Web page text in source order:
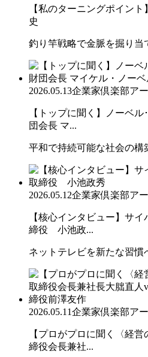
【私のターニングポイン
史
釣り竿戦略で金脈を掘り当
2026.05.13企業家倶楽部ア
【トップに聞く】ノーベ
団会長 マ...
平和で持続可能な社会の構
2026.05.12企業家倶楽部ア
【核心インタビュー】サ
締役 小池政...
ネットテレビを新たな習慣
2026.05.11企業家倶楽部ア
【プロがプロに聞く〈経
締役会長兼社...